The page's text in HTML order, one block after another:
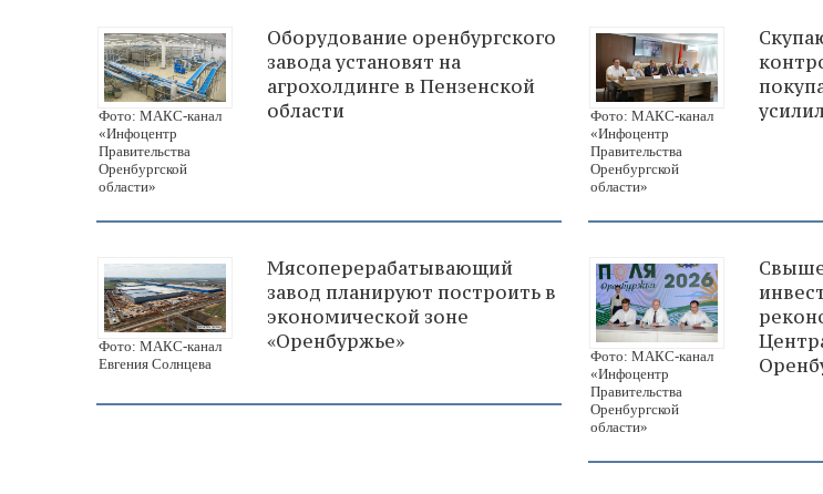
Фото: МАКС-канал
«Инфоцентр
Правительства
Оренбургской
области»
Оборудование оренбургского
завода установят на
агрохолдинге в Пензенской
области
Фото: МАКС-канал
«Инфоцентр
Правительства
Оренбургской
области»
Фото: МАКС-канал
Евгения Солнцева
Мясоперерабатывающий
завод планируют построить в
экономической зоне
«Оренбуржье»
Фото: МАКС-канал
«Инфоцентр
Правительства
Оренбургской
области»